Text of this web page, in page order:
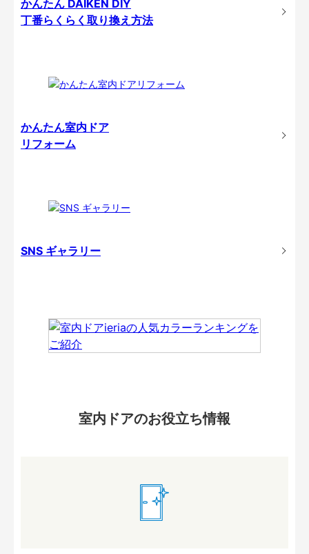
かんたん DAIKEN DIY
丁番らくらく取り換え方法
かんたん室内ドア
リフォーム
SNS ギャラリー
室内ドアのお役立ち情報